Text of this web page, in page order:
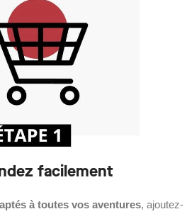
facilement
à toutes vos aventures, ajoutez-